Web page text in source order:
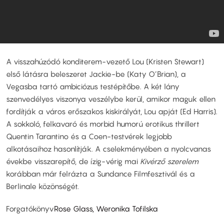
A visszahúzódó konditerem-vezető Lou (Kristen Stewart)
első látásra beleszeret Jackie-be (Katy O’Brian), a
Vegasba tartó ambiciózus testépítőbe. A két lány
szenvedélyes viszonya veszélybe kerül, amikor maguk ellen
fordítják a város erőszakos kiskirályát, Lou apját (Ed Harris).
A sokkoló, felkavaró és morbid humorú erotikus thrillert
Quentin Tarantino és a Coen-testvérek legjobb
alkotásaihoz hasonlítják. A cselekményében a nyolcvanas
évekbe visszarepítő, de ízig-vérig mai Kivérző szerelem
korábban már felrázta a Sundance Filmfesztivál és a
Berlinale közönségét.
ForgatókönyvRose Glass, Weronika Tofilska